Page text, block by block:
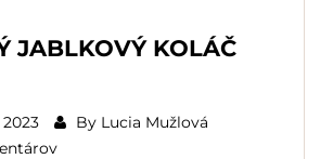
JABLKOVÝ KOLÁČ
2023 By Lucia Mužlová